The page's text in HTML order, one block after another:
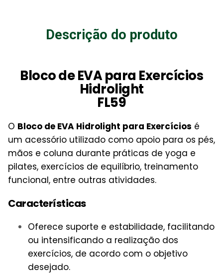
Descrição do produto
Bloco de EVA para Exercícios
Hidrolight
FL59
O Bloco de EVA Hidrolight para Exercícios é
um acessório utilizado como apoio para os pés,
mãos e coluna durante práticas de yoga e
pilates, exercícios de equilíbrio, treinamento
funcional, entre outras atividades.
Características
Oferece suporte e estabilidade, facilitando
ou intensificando a realização dos
exercícios, de acordo com o objetivo
desejado.